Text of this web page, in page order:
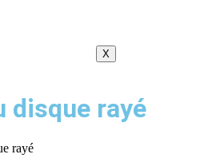
X
disque rayé
rayé